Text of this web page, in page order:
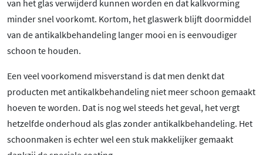
van het glas verwijderd kunnen worden en dat kalkvorming
minder snel voorkomt. Kortom, het glaswerk blijft doormiddel
van de antikalkbehandeling langer mooi en is eenvoudiger
schoon te houden.
Een veel voorkomend misverstand is dat men denkt dat
producten met antikalkbehandeling niet meer schoon gemaakt
hoeven te worden. Dat is nog wel steeds het geval, het vergt
hetzelfde onderhoud als glas zonder antikalkbehandeling. Het
schoonmaken is echter wel een stuk makkelijker gemaakt